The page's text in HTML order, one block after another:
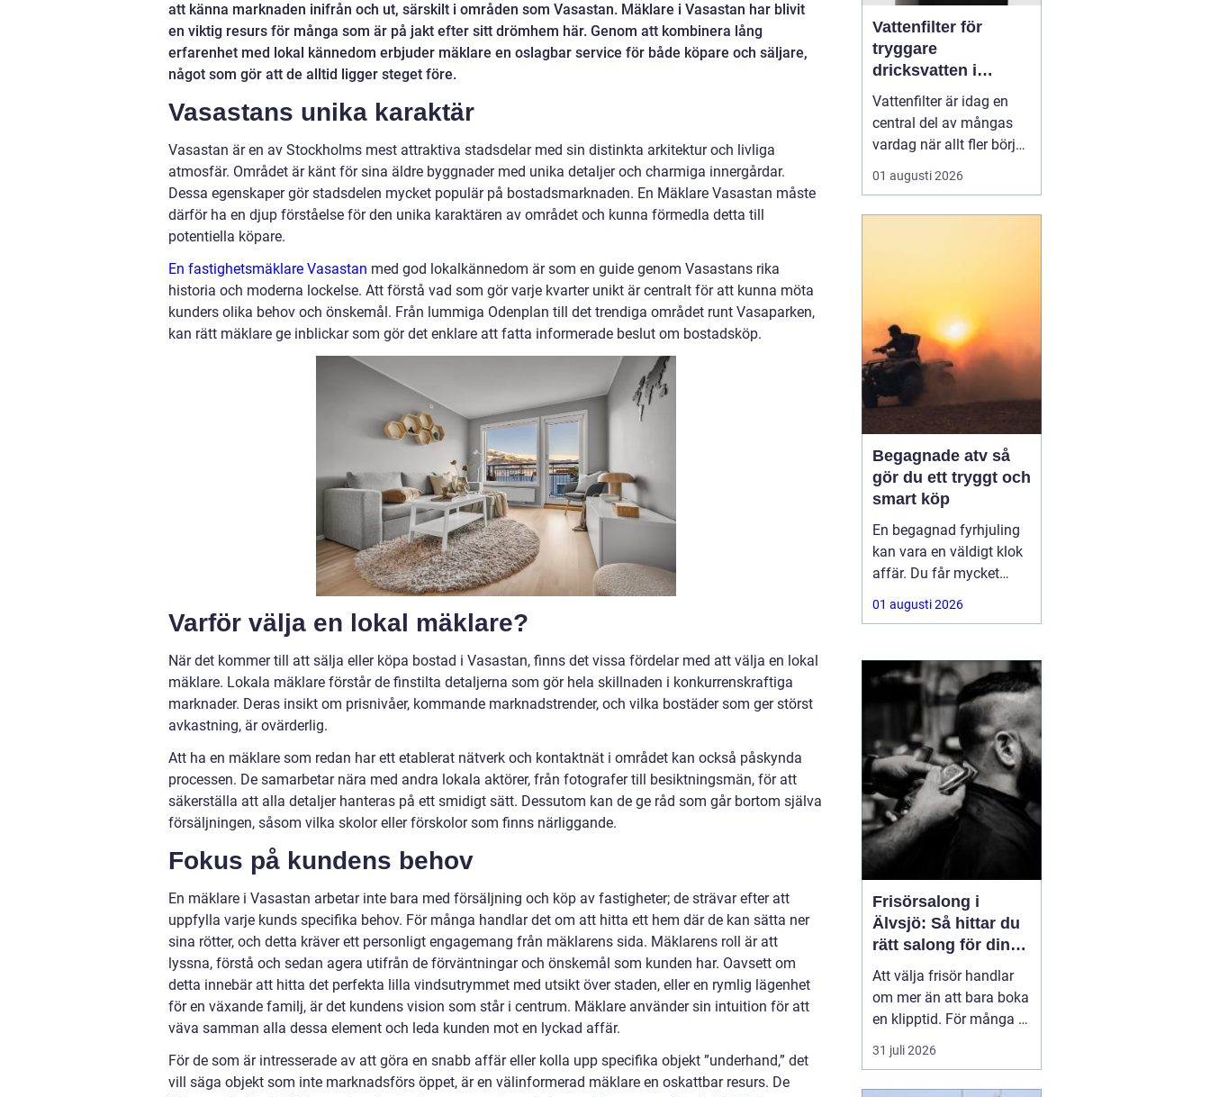
att känna marknaden inifrån och ut, särskilt i områden som Vasastan. Mäklare i Vasastan har blivit
en viktig resurs för många som är på jakt efter sitt drömhem här. Genom att kombinera lång
erfarenhet med lokal kännedom erbjuder mäklare en oslagbar service för både köpare och säljare,
något som gör att de alltid ligger steget före.
Vasastans unika karaktär
Vasastan är en av Stockholms mest attraktiva stadsdelar med sin distinkta arkitektur och livliga
atmosfär. Området är känt för sina äldre byggnader med unika detaljer och charmiga innergårdar.
Dessa egenskaper gör stadsdelen mycket populär på bostadsmarknaden. En Mäklare Vasastan måste
därför ha en djup förståelse för den unika karaktären av området och kunna förmedla detta till
potentiella köpare.
En fastighetsmäklare Vasastan med god lokalkännedom är som en guide genom Vasastans rika
historia och moderna lockelse. Att förstå vad som gör varje kvarter unikt är centralt för att kunna möta
kunders olika behov och önskemål. Från lummiga Odenplan till det trendiga området runt Vasaparken,
kan rätt mäklare ge inblickar som gör det enklare att fatta informerade beslut om bostadsköp.
Varför välja en lokal mäklare?
När det kommer till att sälja eller köpa bostad i Vasastan, finns det vissa fördelar med att välja en lokal
mäklare. Lokala mäklare förstår de finstilta detaljerna som gör hela skillnaden i konkurrenskraftiga
marknader. Deras insikt om prisnivåer, kommande marknadstrender, och vilka bostäder som ger störst
avkastning, är ovärderlig.
Att ha en mäklare som redan har ett etablerat nätverk och kontaktnät i området kan också påskynda
processen. De samarbetar nära med andra lokala aktörer, från fotografer till besiktningsmän, för att
säkerställa att alla detaljer hanteras på ett smidigt sätt. Dessutom kan de ge råd som går bortom själva
försäljningen, såsom vilka skolor eller förskolor som finns närliggande.
Fokus på kundens behov
En mäklare i Vasastan arbetar inte bara med försäljning och köp av fastigheter; de strävar efter att
uppfylla varje kunds specifika behov. För många handlar det om att hitta ett hem där de kan sätta ner
sina rötter, och detta kräver ett personligt engagemang från mäklarens sida. Mäklarens roll är att
lyssna, förstå och sedan agera utifrån de förväntningar och önskemål som kunden har. Oavsett om
detta innebär att hitta det perfekta lilla vindsutrymmet med utsikt över staden, eller en rymlig lägenhet
för en växande familj, är det kundens vision som står i centrum. Mäklare använder sin intuition för att
väva samman alla dessa element och leda kunden mot en lyckad affär.
För de som är intresserade av att göra en snabb affär eller kolla upp specifika objekt ”underhand,” det
vill säga objekt som inte marknadsförs öppet, är en välinformerad mäklare en oskattbar resurs. De
Vattenfilter för
tryggare
dricksvatten i
vardagen
Vattenfilter är idag en
central del av mångas
vardag när allt fler börjar
fundera på kvaliteten på
vattnet som kommer ur
hårt vat...
01 augusti 2026
Begagnade atv så
gör du ett tryggt och
smart köp
En begagnad fyrhjuling
kan vara en väldigt klok
affär. Du får mycket
funktion för pengarna
och slipper den största
ofta kommer direkt när
en maskin är ny.
Samtidigt kräver ett
andrahandsköp mer
eftertanke. Den som vill
köpa
01 augusti 2026
Frisörsalong i
Älvsjö: Så hittar du
rätt salong för din
stil och vardag
Att välja frisör handlar
om mer än att bara boka
en klipptid. För många är
frisörbesöket en paus i
vardagen, en chans att
31 juli 2026